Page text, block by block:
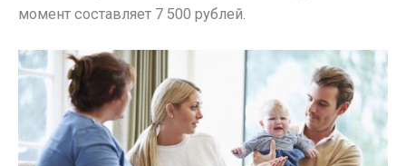
момент составляет 7 500 рублей.